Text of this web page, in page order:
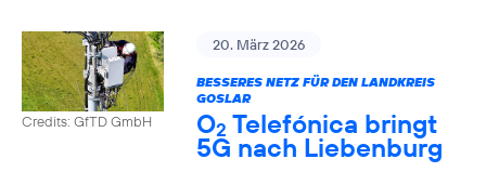
Credits: GfTD GmbH
20. März 2026
BESSERES NETZ FÜR DEN LANDKREIS
GOSLAR
O2 Telefónica bringt
5G nach Liebenburg